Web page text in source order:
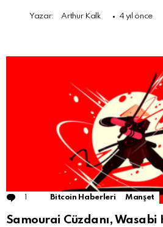
Yazar: Arthur Kalk 4 yıl önce
Comment
Bitcoin Haberleri Manşet
Samourai Cüzdanı, Wasabi